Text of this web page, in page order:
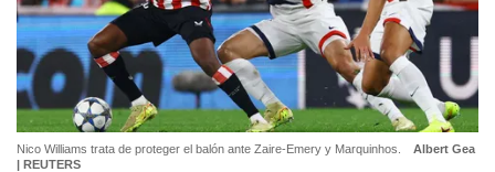
Nico Williams trata de proteger el balón ante Zaire-Emery y Marquinhos.
Albert Gea
| REUTERS